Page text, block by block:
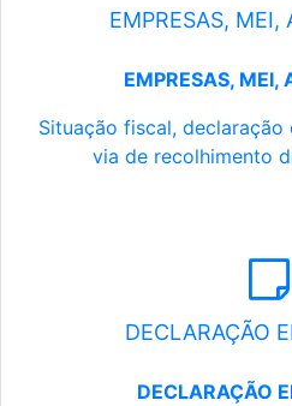
EMPRESAS, MEI,
EMPRESAS, MEI,
Situação fiscal,
via de recolhimento
DECLARAÇÃO
DECLARAÇÃO